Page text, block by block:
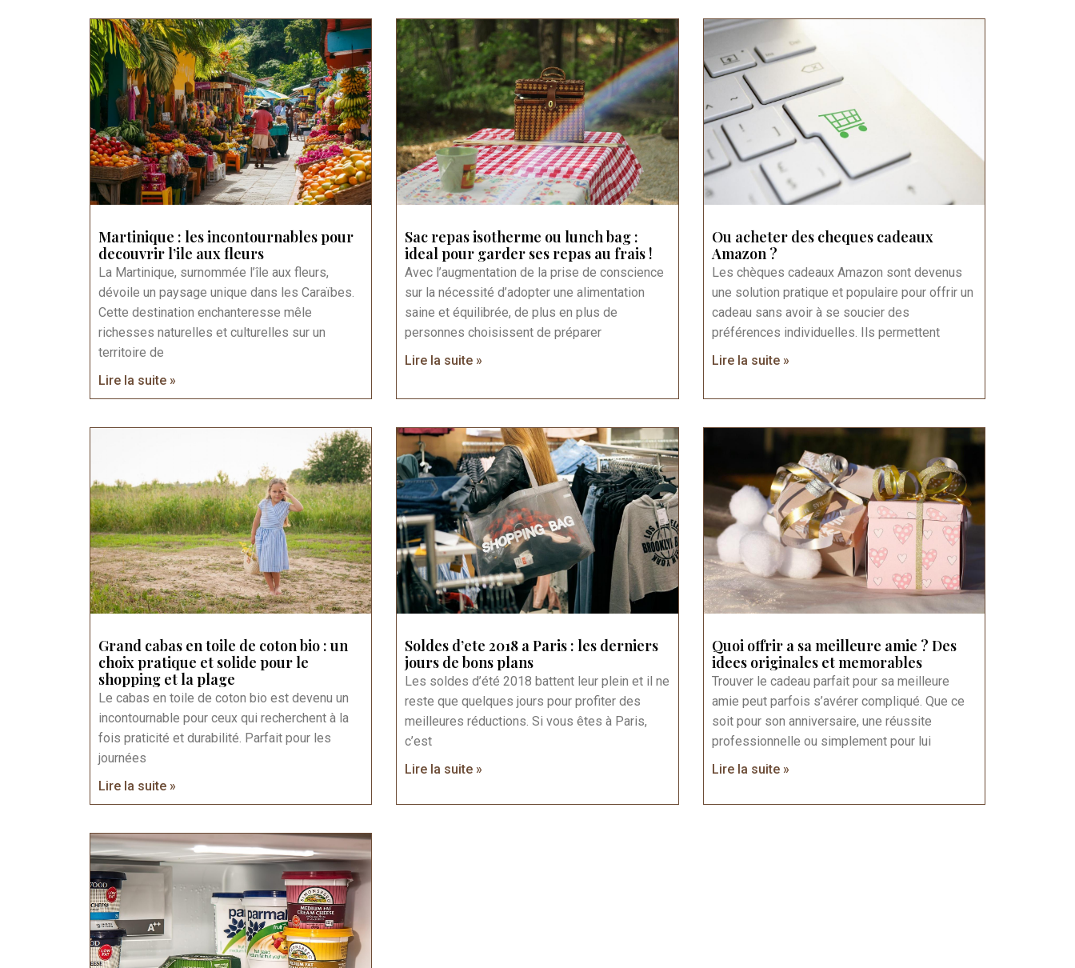
Martinique : les incontournables pour
decouvrir l’ile aux fleurs
La Martinique, surnommée l’île aux fleurs,
dévoile un paysage unique dans les Caraïbes.
Cette destination enchanteresse mêle
richesses naturelles et culturelles sur un
territoire de
Lire la suite »
Sac repas isotherme ou lunch bag :
ideal pour garder ses repas au frais !
Avec l’augmentation de la prise de conscience
sur la nécessité d’adopter une alimentation
saine et équilibrée, de plus en plus de
personnes choisissent de préparer
Lire la suite »
Ou acheter des cheques cadeaux
Amazon ?
Les chèques cadeaux Amazon sont devenus
une solution pratique et populaire pour offrir un
cadeau sans avoir à se soucier des
préférences individuelles. Ils permettent
Lire la suite »
Grand cabas en toile de coton bio : un
choix pratique et solide pour le
shopping et la plage
Le cabas en toile de coton bio est devenu un
incontournable pour ceux qui recherchent à la
fois praticité et durabilité. Parfait pour les
journées
Lire la suite »
Soldes d’ete 2018 a Paris : les derniers
jours de bons plans
Les soldes d’été 2018 battent leur plein et il ne
reste que quelques jours pour profiter des
meilleures réductions. Si vous êtes à Paris,
c’est
Lire la suite »
Quoi offrir a sa meilleure amie ? Des
idees originales et memorables
Trouver le cadeau parfait pour sa meilleure
amie peut parfois s’avérer compliqué. Que ce
soit pour son anniversaire, une réussite
professionnelle ou simplement pour lui
Lire la suite »